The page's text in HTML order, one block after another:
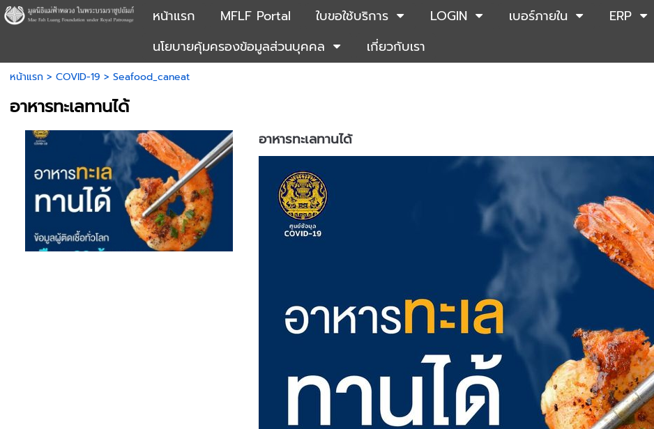
หน้าแรก MFLF Portal ใบขอใช้บริการ LOGIN เบอร์ภายใน ERP
นโยบายคุ้มครองข้อมูลส่วนบุคคล
เกี่ยวกับเรา
หน้าแรก > COVID-19 > Seafood_caneat
อาหารทะเลทานได้
อาหารทะเลทานได้